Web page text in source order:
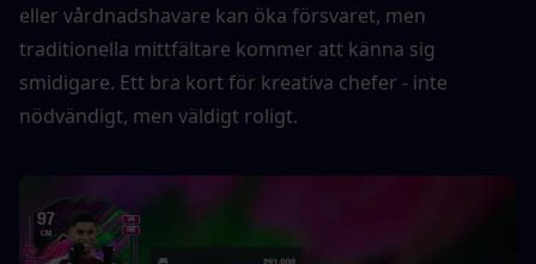
eller vårdnadshavare kan öka försvaret, men
traditionella mittfältare kommer att känna sig
smidigare. Ett bra kort för kreativa chefer - inte
nödvändigt, men väldigt roligt.